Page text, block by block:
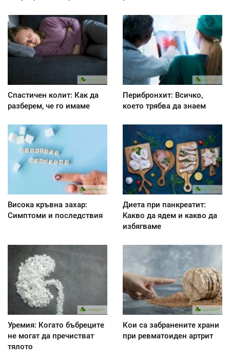
Спастичен колит: Как да
разберем, че го имаме
Перибронхит: Всичко,
което трябва да знаем
Висока кръвна захар:
Симптоми и последствия
Диета при панкреатит:
Kакво да ядем и какво да
избягваме
Уремия: Когато бъбреците
не могат да пречистват
тялото
Кои са забранените храни
при ревматоиден артрит